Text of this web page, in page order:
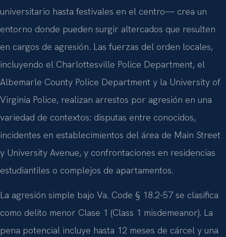
universitario hasta festivales en el centro— crea un
entorno donde pueden surgir altercados que resulten
en cargos de agresión. Las fuerzas del orden locales,
incluyendo el Charlottesville Police Department, el
Albemarle County Police Department y la University of
Virginia Police, realizan arrestos por agresión en una
variedad de contextos: disputas entre conocidos,
incidentes en establecimientos del área de Main Street
y University Avenue, y confrontaciones en residencias
estudiantiles o complejos de apartamentos.
La agresión simple bajo Va. Code § 18.2-57 se clasifica
como delito menor Clase 1 (Class 1 misdemeanor). La
pena potencial incluye hasta 12 meses de cárcel y una